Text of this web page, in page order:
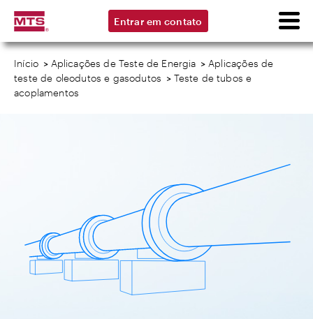
Entrar em contato
Início > Aplicações de Teste de Energia > Aplicações de
teste de oleodutos e gasodutos > Teste de tubos e
acoplamentos